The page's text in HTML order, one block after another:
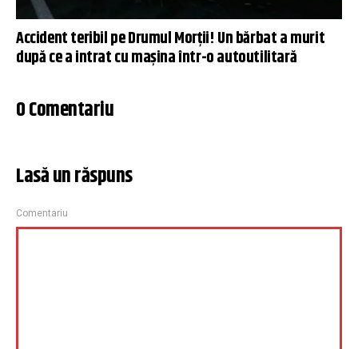
Accident teribil pe Drumul Morții! Un bărbat a murit
după ce a intrat cu mașina într-o autoutilitară
0 Comentariu
Lasă un răspuns
Comentariu